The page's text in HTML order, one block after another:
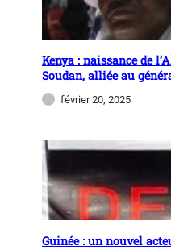
Kenya : naissance de
Soudan, alliée au
février 20, 2025
Guinée : un nouvel